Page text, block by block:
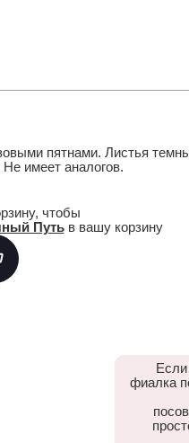
пятнами. Листья
имеет аналогов.
чтобы
Путьв вашу корзину
фиалка